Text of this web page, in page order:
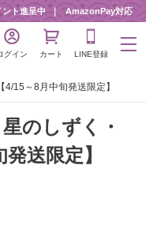
ト進呈中 AmazonPay対応
グイン カート LINE登録
15～8月中旬発送限定】
のしずく・
送限定】